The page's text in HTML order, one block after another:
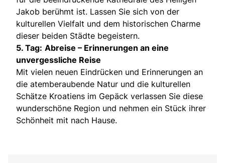
Jakob berühmt ist. Lassen Sie sich von der
kulturellen Vielfalt und dem historischen Charme
dieser beiden Städte begeistern.
5. Tag: Abreise – Erinnerungen an eine
unvergessliche Reise
Mit vielen neuen Eindrücken und Erinnerungen an
die atemberaubende Natur und die kulturellen
Schätze Kroatiens im Gepäck verlassen Sie diese
wunderschöne Region und nehmen ein Stück ihrer
Schönheit mit nach Hause.